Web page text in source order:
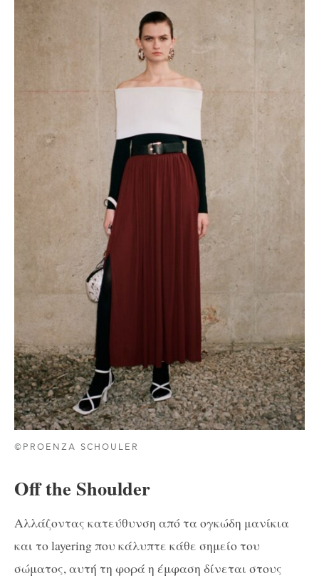
©PROENZA SCHOULER
Off the Shoulder
Αλλάζοντας κατεύθυνση από τα ογκώδη μανίκια
και το layering που κάλυπτε κάθε σημείο του
σώματος, αυτή τη φορά η έμφαση δίνεται στους